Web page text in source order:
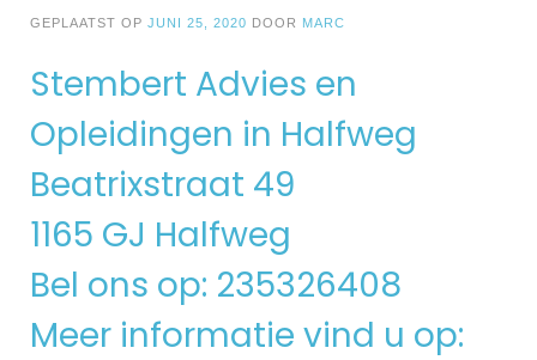
GEPLAATST OP JUNI 25, 2020 DOOR MARC
Stembert Advies en
Opleidingen in Halfweg
Beatrixstraat 49
1165 GJ Halfweg
Bel ons op: 235326408
Meer informatie vind u op: